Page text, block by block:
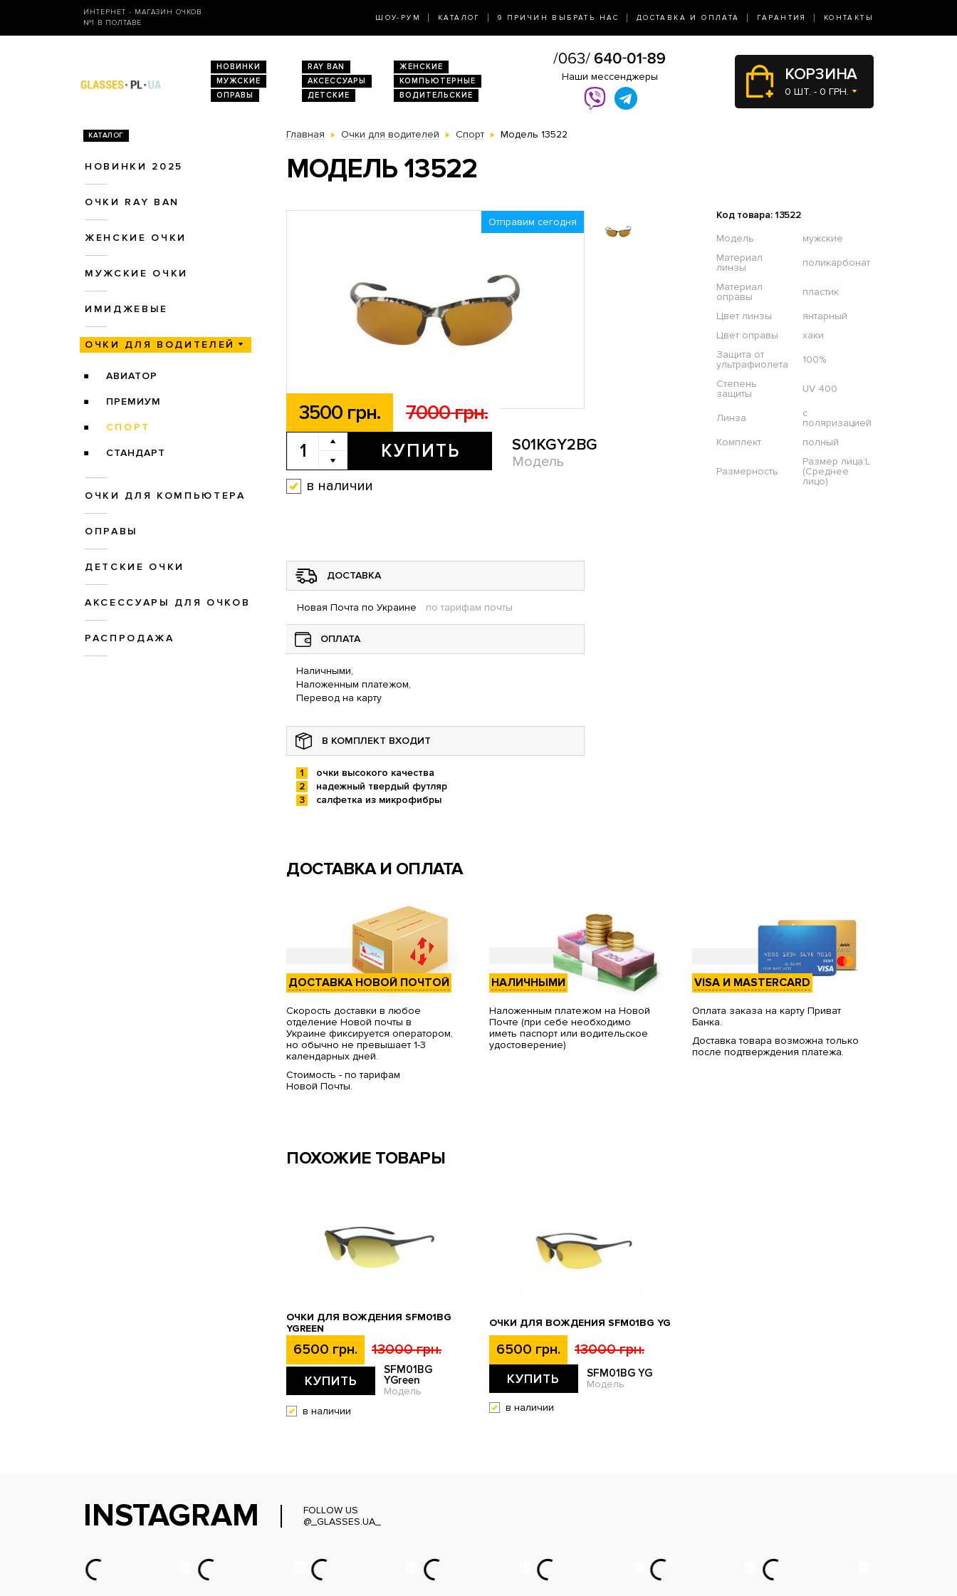
ИНТЕРНЕТ - МАГАЗИН ОЧКОВ
№1 В ПОЛТАВЕ
ШОУ-РУМ КАТАЛОГ 9 ПРИЧИН ВЫБРАТЬ НАС ДОСТАВКА И ОПЛАТА ГАРАНТИЯ КОНТАКТЫ
НОВИНКИ RAY BAN
ЖЕНСКИЕ
МУЖСКИЕ
АКСЕССУАРЫ
КОМПЬЮТЕРНЫЕ
ОПРАВЫ
ДЕТСКИЕ ВОДИТЕЛЬСКИЕ
Наши мессенджеры КОРЗИНА
0 ШТ. - 0 ГРН.
КАТАЛОГ
НОВИНКИ 2025
ОЧКИ RAY BAN
ЖЕНСКИЕ ОЧКИ
МУЖСКИЕ ОЧКИ
ИМИДЖЕВЫЕ
ОЧКИ ДЛЯ ВОДИТЕЛЕЙ
АВИАТОР
ПРЕМИУМ
СПОРТ
СТАНДАРТ
ОЧКИ ДЛЯ КОМПЬЮТЕРА
ОПРАВЫ
ДЕТСКИЕ ОЧКИ
АКСЕССУАРЫ ДЛЯ ОЧКОВ
РАСПРОДАЖА
Главная Очки для водителей Спорт Модель 13522
МОДЕЛЬ 13522
Отправим сегодня
3500 грн. 7000 грн.
КУПИТЬ S01KGY2BG
Модель
в наличии
Код товара: 13522
Модель
мужские
Материал
линзы
поликарбонат
Материал
оправы
пластик
Цвет линзы
янтарный
Цвет оправы
хаки
Защита от
ультрафиолета
100%
Степень
защиты
UV 400
Линза
с
поляризацией
Комплект
полный
Размерность
Размер лица:L
(Среднее
лицо)
ДОСТАВКА
Новая Почта по Украине по тарифам почты
ОПЛАТА
Наличными,
Наложенным платежом,
Перевод на карту
В КОМПЛЕКТ ВХОДИТ
очки высокого качества
надежный твердый футляр
салфетка из микрофибры
ДОСТАВКА И ОПЛАТА
ДОСТАВКА НОВОЙ ПОЧТОЙ
Скорость доставки в любое
отделение Новой почты в
Украине фиксируется оператором,
но обычно не превышает 1-3
календарных дней.
Стоимость - по тарифам
Новой Почты.
НАЛИЧНЫМИ
Наложенным платежом на Новой
Почте (при себе необходимо
иметь паспорт или водительское
удостоверение)
VISA И MASTERCARD
Оплата заказа на карту Приват
Банка.
Доставка товара возможна только
после подтверждения платежа.
ПОХОЖИЕ ТОВАРЫ
ОЧКИ ДЛЯ ВОЖДЕНИЯ SFM01BG
YGREEN
6500 грн. 13000 грн.
КУПИТЬ
SFM01BG
YGreen
Модель
в наличии
ОЧКИ ДЛЯ ВОЖДЕНИЯ SFM01BG YG
6500 грн. 13000 грн.
КУПИТЬ SFM01BG YG
Модель
в наличии
INSTAGRAM
FOLLOW US
@_GLASSES.UA_